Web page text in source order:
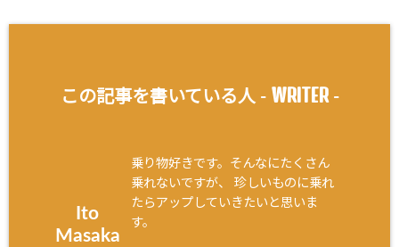
この記事を書いている人 - WRITER-
Ito
Masaka
乗り物好きです。そんなにたくさん
乗れないですが、 珍しいものに乗れ
たらアップしていきたいと思いま
す。